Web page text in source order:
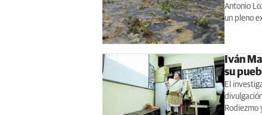
Antonio
un pleno
Iván
su
El
Rodiezmo